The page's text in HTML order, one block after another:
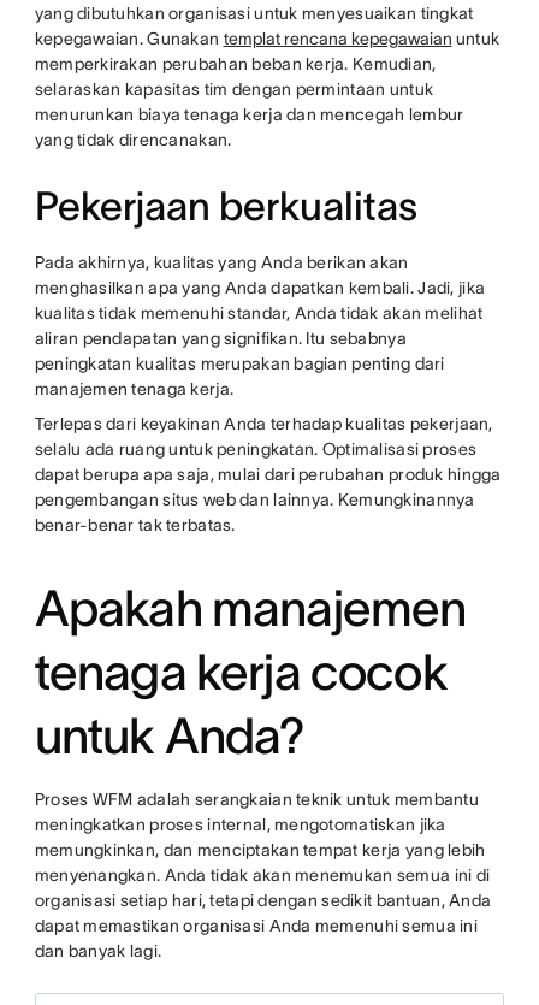
yang dibutuhkan organisasi untuk menyesuaikan tingkat
kepegawaian. Gunakan templat rencana kepegawaian untuk
memperkirakan perubahan beban kerja. Kemudian,
selaraskan kapasitas tim dengan permintaan untuk
menurunkan biaya tenaga kerja dan mencegah lembur
yang tidak direncanakan.
Pekerjaan berkualitas
Pada akhirnya, kualitas yang Anda berikan akan
menghasilkan apa yang Anda dapatkan kembali. Jadi, jika
kualitas tidak memenuhi standar, Anda tidak akan melihat
aliran pendapatan yang signifikan. Itu sebabnya
peningkatan kualitas merupakan bagian penting dari
manajemen tenaga kerja.
Terlepas dari keyakinan Anda terhadap kualitas pekerjaan,
selalu ada ruang untuk peningkatan. Optimalisasi proses
dapat berupa apa saja, mulai dari perubahan produk hingga
pengembangan situs web dan lainnya. Kemungkinannya
benar-benar tak terbatas.
Apakah manajemen
tenaga kerja cocok
untuk Anda?
Proses WFM adalah serangkaian teknik untuk membantu
meningkatkan proses internal, mengotomatiskan jika
memungkinkan, dan menciptakan tempat kerja yang lebih
menyenangkan. Anda tidak akan menemukan semua ini di
organisasi setiap hari, tetapi dengan sedikit bantuan, Anda
dapat memastikan organisasi Anda memenuhi semua ini
dan banyak lagi.